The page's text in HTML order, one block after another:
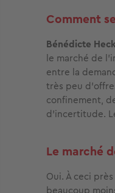
Comment
Bénédicte
le marché de
entre la
très peu
confinement,
d’incertitude.
Le marché
Oui. À ceci